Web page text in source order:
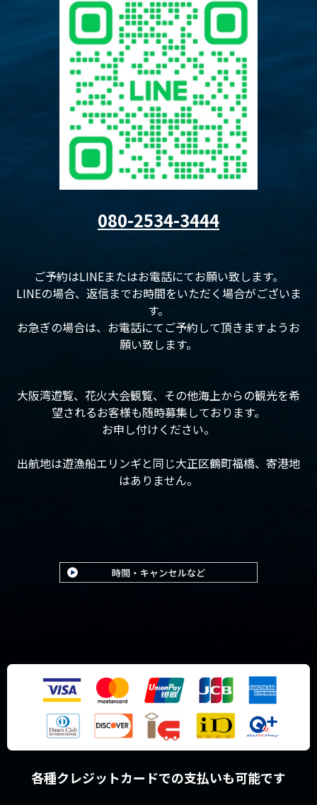
080-2534-3444
ご予約はLINEまたはお電話にてお願い致します。
LINEの場合、返信までお時間をいただく場合がございま
す。
お急ぎの場合は、お電話にてご予約して頂きますようお
願い致します。
大阪湾遊覧、花火大会観覧、その他海上からの観光を希
望されるお客様も随時募集しております。
お申し付けください。
出航地は遊漁船エリンギと同じ大正区鶴町福橋、寄港地
はありません。
各種クレジットカードでの支払いも可能です